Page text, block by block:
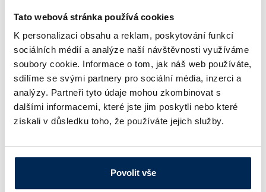
Tato webová stránka používá cookies
K personalizaci obsahu a reklam, poskytování funkcí
sociálních médií a analýze naší návštěvnosti využíváme
soubory cookie. Informace o tom, jak náš web používáte,
sdílíme se svými partnery pro sociální média, inzerci a
analýzy. Partneři tyto údaje mohou zkombinovat s
dalšími informacemi, které jste jim poskytli nebo které
získali v důsledku toho, že používáte jejich služby.
Povolit vše
84 Kč/ m
Vnitřní průměr [mm] Vnější průměr [mm]
Obj. číslo:
130 510 015 102
Dostupnost:
78 Kč/ m